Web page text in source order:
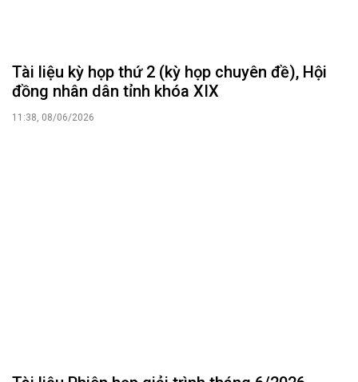
Tài liệu kỳ họp thứ 2 (kỳ họp chuyên đề), Hội
đồng nhân dân tỉnh khóa XIX
11:38, 08/06/2026